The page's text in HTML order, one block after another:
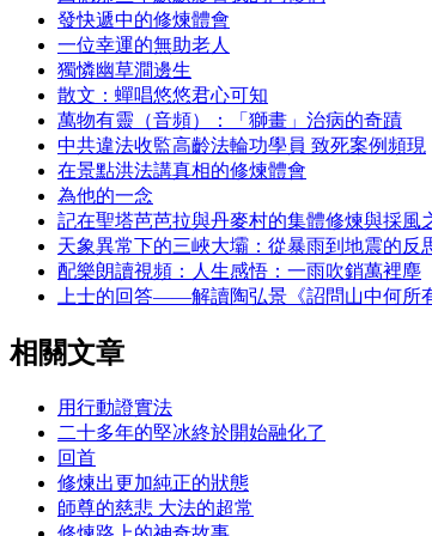
發快遞中的修煉體會
一位幸運的無助老人
獨憐幽草澗邊生
散文：蟬唱悠悠君心可知
萬物有靈（音頻）：「獅畫」治病的奇蹟
中共違法收監高齡法輪功學員 致死案例頻現
在景點洪法講真相的修煉體會
為他的一念
記在聖塔芭芭拉與丹麥村的集體修煉與採風
天象異常下的三峽大壩：從暴雨到地震的反
配樂朗讀視頻：人生感悟：一雨吹銷萬裡塵
上士的回答——解讀陶弘景《詔問山中何所
相關文章
用行動證實法
二十多年的堅冰終於開始融化了
回首
修煉出更加純正的狀態
師尊的慈悲 大法的超常